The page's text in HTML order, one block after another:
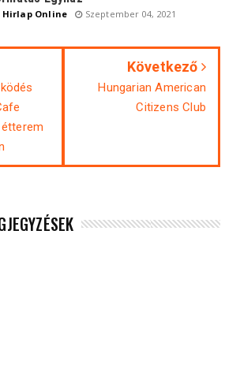
Online Szeptember 04, 2021
Következő
Hungarian American
Citizens Club